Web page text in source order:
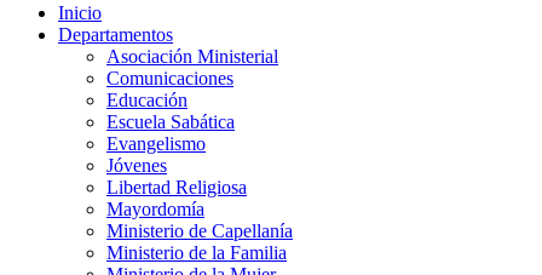
Inicio
Departamentos
Asociación Ministerial
Comunicaciones
Educación
Escuela Sabática
Evangelismo
Jóvenes
Libertad Religiosa
Mayordomía
Ministerio de Capellanía
Ministerio de la Familia